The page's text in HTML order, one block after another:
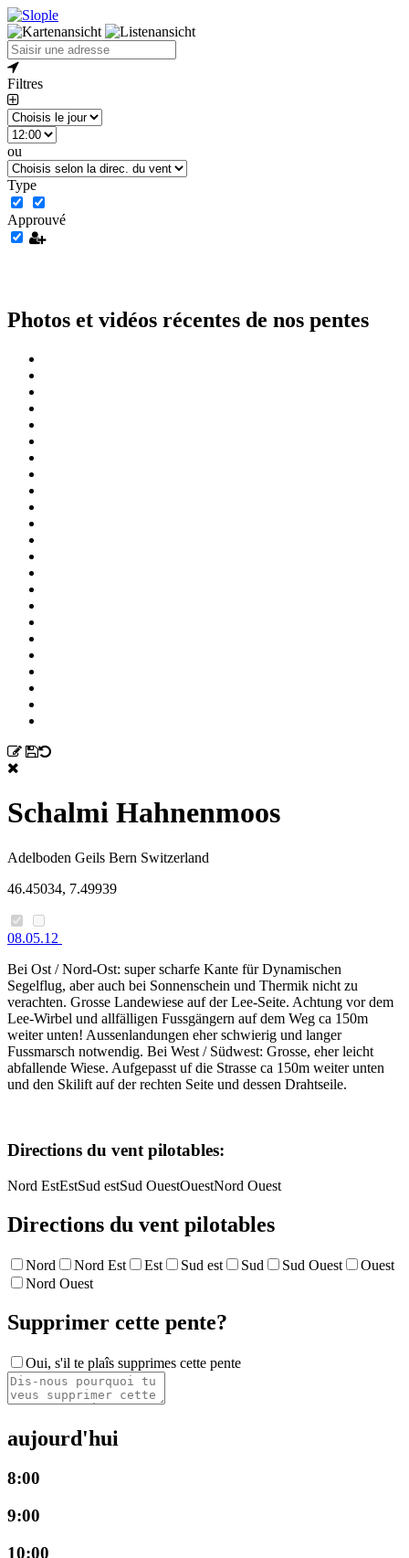
Filtres
ou
Type
Approuvé
Photos et vidéos récentes de nos pentes
Schalmi Hahnenmoos
Adelboden Geils Bern Switzerland
46.45034, 7.49939
08.05.12
Bei Ost / Nord-Ost: super scharfe Kante für Dynamischen
Segelflug, aber auch bei Sonnenschein und Thermik nicht zu
verachten. Grosse Landewiese auf der Lee-Seite. Achtung vor dem
Lee-Wirbel und allfälligen Fussgängern auf dem Weg ca 150m
weiter unten! Aussenlandungen eher schwierig und langer
Fussmarsch notwendig. Bei West / Südwest: Grosse, eher leicht
abfallende Wiese. Aufgepasst uf die Strasse ca 150m weiter unten
und den Skilift auf der rechten Seite und dessen Drahtseile.
Directions du vent pilotables:
Nord EstEstSud estSud OuestOuestNord Ouest
Directions du vent pilotables
Nord Nord Est Est Sud est Sud Sud Ouest
Ouest
Nord Ouest
Supprimer cette pente?
Oui, s'il te plaîs supprimes cette pente
aujourd'hui
8:00
9:00
10:00